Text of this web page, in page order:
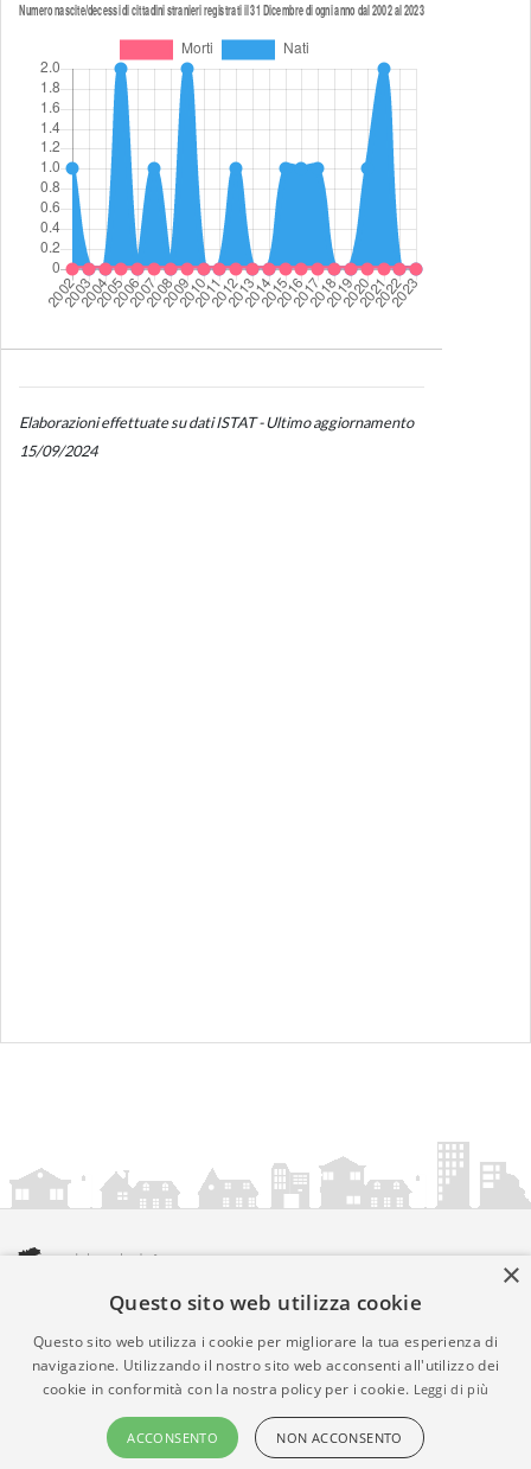
Elaborazioni effettuate su dati ISTAT - Ultimo aggiornamento
15/09/2024
amministrazionicomunali.it è una iniziativa diartemedia.it
© Copyright MMXXIV - P.IVA 05400000724
Informazioni sul servizio |Informativa Privacy| Informativa
Cookies • Time 0.0119
×
Questo sito web utilizza cookie
Questo sito web utilizza i cookie per migliorare la tua esperienza di
navigazione. Utilizzando il nostro sito web acconsenti all'utilizzo dei
cookie in conformità con la nostra policy per i cookie. Leggi di più
ACCONSENTO NON ACCONSENTO